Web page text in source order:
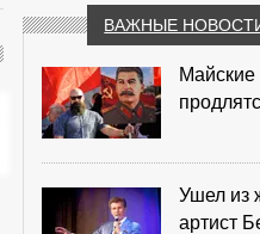
ВАЖНЫЕ
Майские
Ушел из
артист